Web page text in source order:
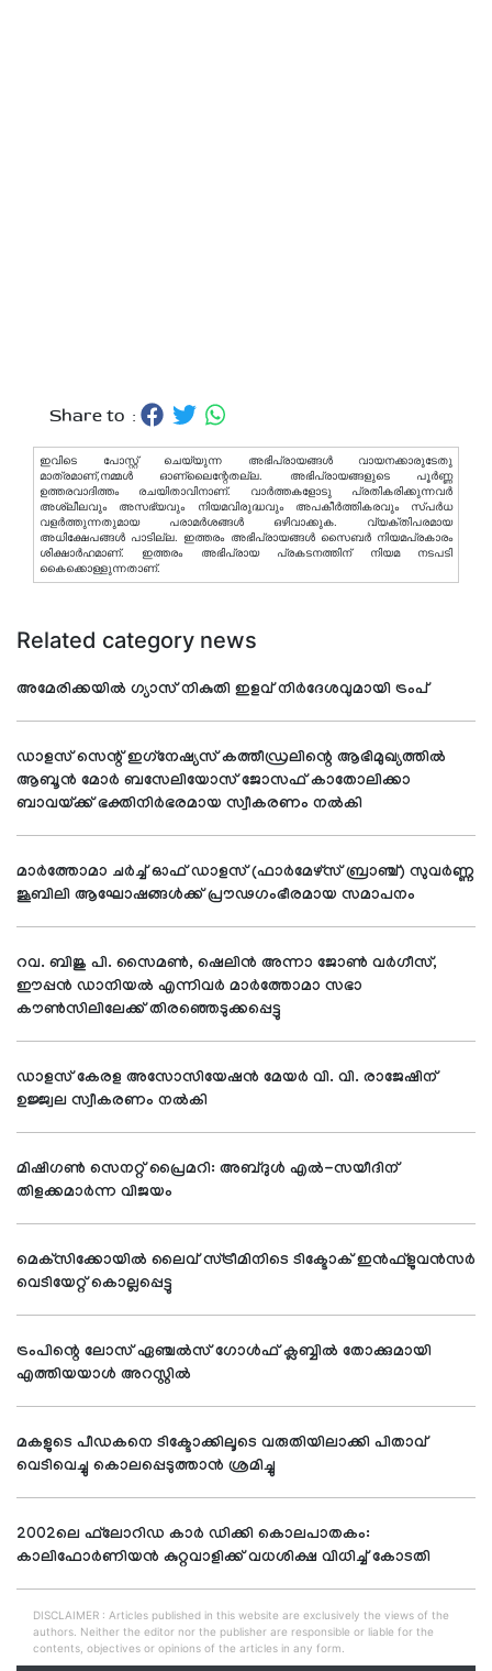
Share to :
ഇവിടെ പോസ്റ്റ് ചെയ്യുന്ന അഭിപ്രായങ്ങള്‍ വായനക്കാരുടേതു
മാത്രമാണ്,നമ്മൾ ഓണ്ലൈന്റേതല്ല. അഭിപ്രായങ്ങളുടെ പൂർണ്ണ
ഉത്തരവാദിത്തം രചയിതാവിനാണ്. വാര്‍ത്തകളോടു പ്രതികരിക്കുന്നവര്‍
അശ്ലീലവും അസഭ്യവും നിയമവിരുദ്ധവും അപകീര്‍ത്തികരവും സ്പര്‍ധ
വളര്‍ത്തുന്നതുമായ പരാമര്‍ശങ്ങള്‍ ഒഴിവാക്കുക. വ്യക്തിപരമായ
അധിക്ഷേപങ്ങള്‍ പാടില്ല. ഇത്തരം അഭിപ്രായങ്ങള്‍ സൈബര്‍ നിയമപ്രകാരം
ശിക്ഷാര്‍ഹമാണ്. ഇത്തരം അഭിപ്രായ പ്രകടനത്തിന് നിയമ നടപടി
കൈക്കൊള്ളുന്നതാണ്.
Related category news
അമേരിക്കയില്‍ ഗ്യാസ് നികുതി ഇളവ് നിര്‍ദേശവുമായി ട്രംപ്
ഡാളസ് സെന്റ് ഇഗ്‌നേഷ്യസ് കത്തീഡ്രലിന്റെ ആഭിമുഖ്യത്തില്‍
ആബൂന്‍ മോര്‍ ബസേലിയോസ് ജോസഫ് കാതോലിക്കാ
ബാവയ്ക്ക് ഭക്തിനിര്‍ഭരമായ സ്വീകരണം നല്‍കി
മാര്‍ത്തോമാ ചര്‍ച്ച് ഓഫ് ഡാളസ് (ഫാര്‍മേഴ്സ് ബ്രാഞ്ച്) സുവര്‍ണ്ണ
ജൂബിലി ആഘോഷങ്ങള്‍ക്ക് പ്രൗഢഗംഭീരമായ സമാപനം
റവ. ബിജു പി. സൈമണ്‍, ഷെലിന്‍ അന്നാ ജോണ്‍ വര്‍ഗീസ്,
ഈപ്പന്‍ ഡാനിയല്‍ എന്നിവര്‍ മാര്‍ത്തോമാ സഭാ
കൗണ്‍സിലിലേക്ക് തിരഞ്ഞെടുക്കപ്പെട്ടു
ഡാളസ് കേരള അസോസിയേഷന്‍ മേയര്‍ വി. വി. രാജേഷിന്
ഉജ്ജ്വല സ്വീകരണം നല്‍കി
മിഷിഗണ്‍ സെനറ്റ് പ്രൈമറി: അബ്ദുള്‍ എല്‍-സയീദിന്
തിളക്കമാര്‍ന്ന വിജയം
മെക്‌സിക്കോയില്‍ ലൈവ് സ്ട്രീമിനിടെ ടിക്ടോക് ഇന്‍ഫ്‌ളുവന്‍സര്‍
വെടിയേറ്റ് കൊല്ലപ്പെട്ടു
ട്രംപിന്റെ ലോസ് ഏഞ്ചല്‍സ് ഗോള്‍ഫ് ക്ലബ്ബില്‍ തോക്കുമായി
എത്തിയയാള്‍ അറസ്റ്റില്‍
മകളുടെ പീഡകനെ ടിക്ടോക്കിലൂടെ വരുതിയിലാക്കി പിതാവ്
വെടിവെച്ചു കൊലപ്പെടുത്താന്‍ ശ്രമിച്ചു
2002ലെ ഫ്‌ലോറിഡ കാര്‍ ഡിക്കി കൊലപാതകം:
കാലിഫോര്‍ണിയന്‍ കുറ്റവാളിക്ക് വധശിക്ഷ വിധിച്ച് കോടതി
DISCLAIMER : Articles published in this website are exclusively the views of the
authors. Neither the editor nor the publisher are responsible or liable for the
contents, objectives or opinions of the articles in any form.